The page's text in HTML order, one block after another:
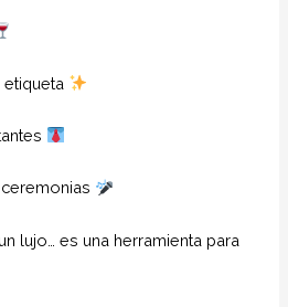
lujo… es una herramienta para